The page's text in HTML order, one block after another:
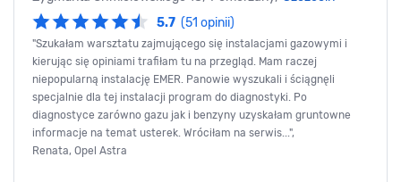
5.7 (51 opinii)
"Szukałam warsztatu zajmującego się instalacjami gazowymi i
kierując się opiniami trafiłam tu na przegląd. Mam raczej
niepopularną instalację EMER. Panowie wyszukali i ściągnęli
specjalnie dla tej instalacji program do diagnostyki. Po
diagnostyce zarówno gazu jak i benzyny uzyskałam gruntowne
informacje na temat usterek. Wróciłam na serwis...",
Renata, Opel Astra